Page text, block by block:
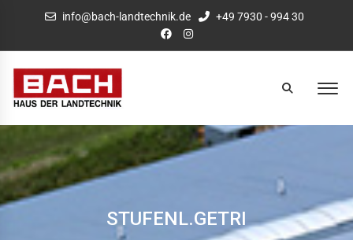
info@bach-landtechnik.de +49 7930 - 994 30
STUFENL.GETRI